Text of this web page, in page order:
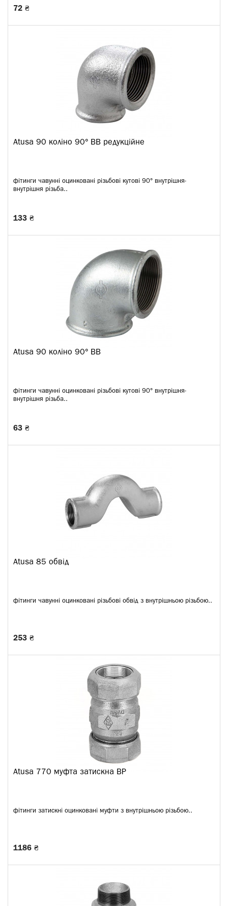
72 ₴
Atusa 90 коліно 90° ВВ редукційне
фітинги чавунні оцинковані різьбові кутові 90° внутрішня-
внутрішня різьба..
133 ₴
Atusa 90 коліно 90° ВВ
фітинги чавунні оцинковані різьбові кутові 90° внутрішня-
внутрішня різьба..
63 ₴
Atusa 85 обвід
фітинги чавунні оцинковані різьбові обвід з внутрішньою різьбою..
253 ₴
Atusa 770 муфта затискна ВР
фітинги затискні оцинковані муфти з внутрішньою різьбою..
1186 ₴